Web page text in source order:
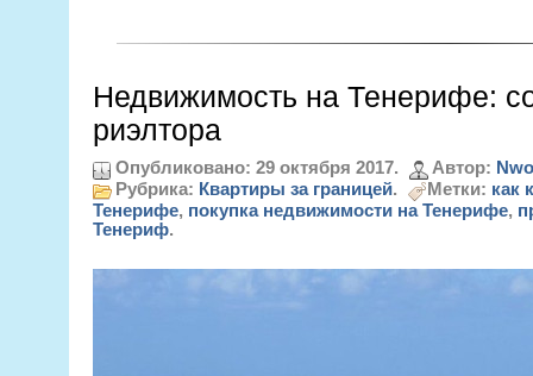
Недвижимость на Тенерифе:
риэлтора
Опубликовано: 29 октября 2017. Автор:
Рубрика: Квартиры за границей. Метки: как
Тенерифе, покупка недвижимости на Тенерифе,
Тенериф.